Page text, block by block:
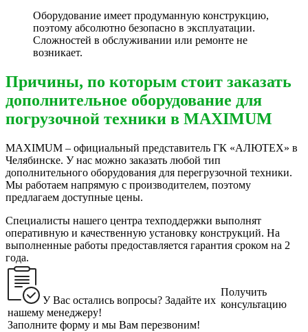
Оборудование имеет продуманную конструкцию,
поэтому абсолютно безопасно в эксплуатации.
Сложностей в обслуживании или ремонте не
возникает.
Причины, по которым стоит заказать
дополнительное оборудование для
погрузочной техники в MAXIMUM
MAXIMUM – официальный представитель ГК «АЛЮТЕХ» в
Челябинске. У нас можно заказать любой тип
дополнительного оборудования для перегрузочной техники.
Мы работаем напрямую с производителем, поэтому
предлагаем доступные цены.
Специалисты нашего центра техподдержки выполнят
оперативную и качественную установку конструкций. На
выполненные работы предоставляется гарантия сроком на 2
года.
У Вас остались вопросы? Задайте их
нашему менеджеру!
Заполните форму и мы Вам перезвоним!
Получить
консультацию